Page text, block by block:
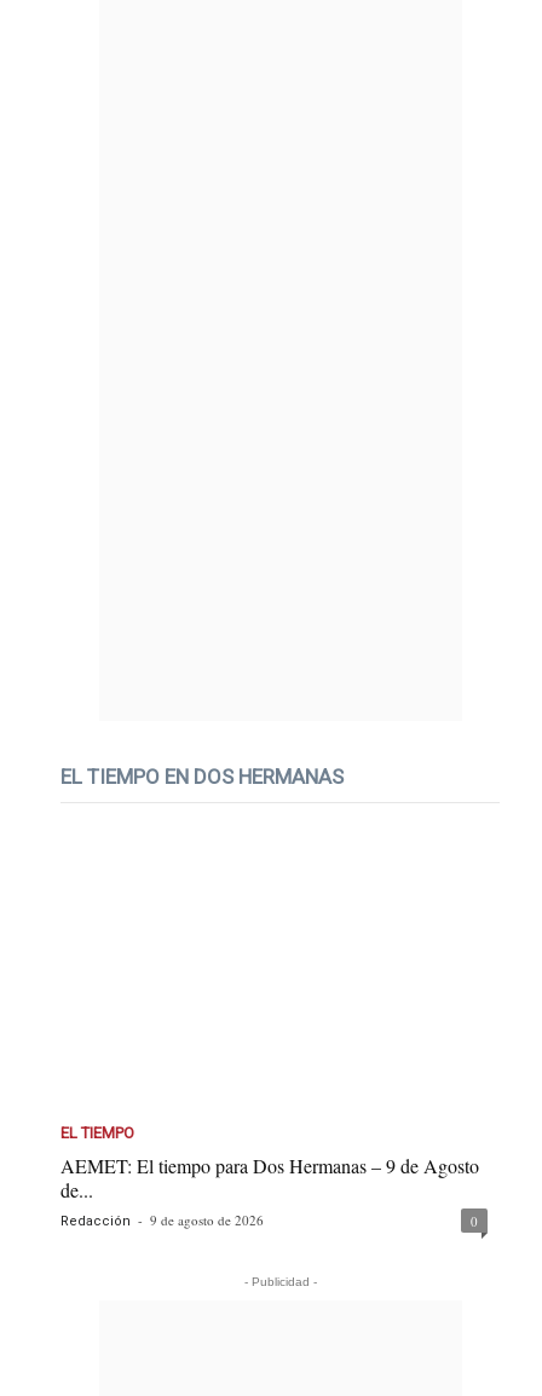
EL TIEMPO EN DOS HERMANAS
EL TIEMPO
AEMET: El tiempo para Dos Hermanas – 9 de Agosto
de...
Redacción - 9 de agosto de 2026 0
- Publicidad -